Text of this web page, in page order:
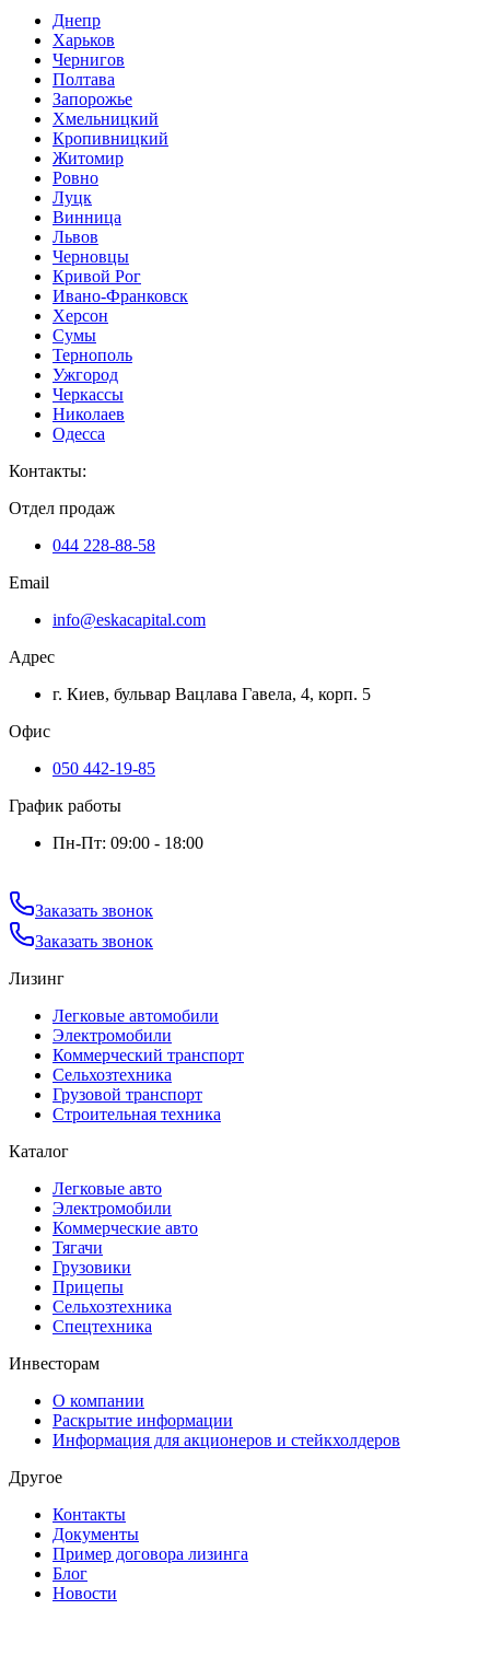
Днепр
Харьков
Чернигов
Полтава
Запорожье
Хмельницкий
Кропивницкий
Житомир
Ровно
Луцк
Винница
Львов
Черновцы
Кривой Рог
Ивано-Франковск
Херсон
Сумы
Тернополь
Ужгород
Черкассы
Николаев
Одесса
Контакты:
Отдел продаж
044 228-88-58
Email
info@eskacapital.com
Адрес
г. Киев, бульвар Вацлава Гавела, 4, корп. 5
Офис
050 442-19-85
График работы
Пн-Пт: 09:00 - 18:00
Заказать звонок
Заказать звонок
Лизинг
Легковые автомобили
Электромобили
Коммерческий транспорт
Сельхозтехника
Грузовой транспорт
Строительная техника
Каталог
Легковые авто
Электромобили
Коммерческие авто
Тягачи
Грузовики
Прицепы
Сельхозтехника
Спецтехника
Инвесторам
О компании
Раскрытие информации
Информация для акционеров и стейкхолдеров
Другое
Контакты
Документы
Пример договора лизинга
Блог
Новости